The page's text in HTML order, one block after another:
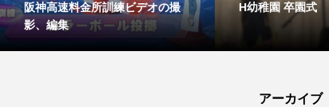
阪神高速料金所訓練ビデオの撮
影、編集
H幼稚園 卒園式
アーカイブ